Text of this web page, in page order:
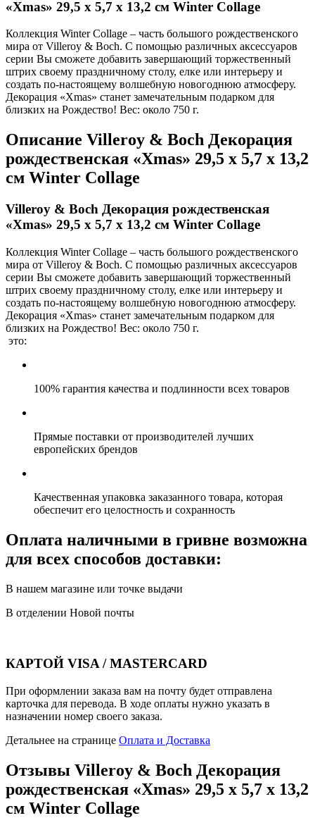
«Xmas» 29,5 x 5,7 x 13,2 см Winter Collage
Коллекция Winter Collage – часть большого рождественского
мира от Villeroy & Boch. С помощью различных аксессуаров
серии Вы сможете добавить завершающий торжественный
штрих своему праздничному столу, елке или интерьеру и
создать по-настоящему волшебную новогоднюю атмосферу.
Декорация «Xmas» станет замечательным подарком для
близких на Рождество! Вес: около 750 г.
Описание Villeroy & Boch Декорация
рождественская «Xmas» 29,5 x 5,7 x 13,2
см Winter Collage
Villeroy & Boch Декорация рождественская
«Xmas» 29,5 x 5,7 x 13,2 см Winter Collage
Коллекция Winter Collage – часть большого рождественского
мира от Villeroy & Boch. С помощью различных аксессуаров
серии Вы сможете добавить завершающий торжественный
штрих своему праздничному столу, елке или интерьеру и
создать по-настоящему волшебную новогоднюю атмосферу.
Декорация «Xmas» станет замечательным подарком для
близких на Рождество! Вес: около 750 г.
это:
100% гарантия качества и подлинности всех товаров
Прямые поставки от производителей лучших
европейских брендов
Качественная упаковка заказанного товара, которая
обеспечит его целостность и сохранность
Оплата наличными в гривне возможна
для всех способов доставки:
В нашем магазине или точке выдачи
В отделении Новой почты
КАРТОЙ VISA / MASTERCARD
При оформлении заказа вам на почту будет отправлена
карточка для перевода. В ходе оплаты нужно указать в
назначении номер своего заказа.
Детальнее на странице Оплата и Доставка
Отзывы Villeroy & Boch Декорация
рождественская «Xmas» 29,5 x 5,7 x 13,2
см Winter Collage